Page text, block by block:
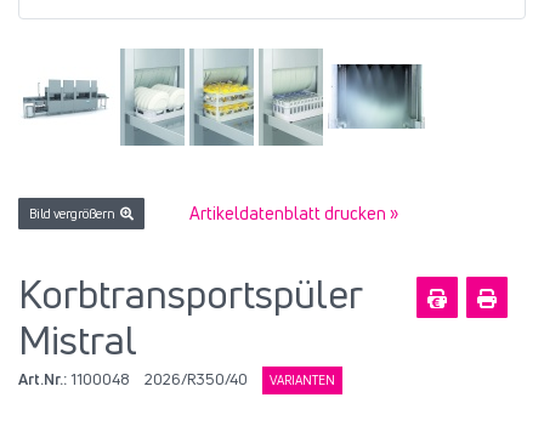
Bild vergrößern Artikeldatenblatt drucken »
Korbtransportspüler
Mistral
Art.Nr.: 1100048 2026/R350/40 VARIANTEN